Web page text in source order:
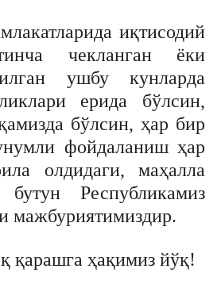
иқтисодий
чекланган ёки
ушбу кунларда
ерида бўлсин,
бўлсин, ҳар бир
фойдаланиш ҳар
олдидаги, маҳалла
Республикамиз
мажбуриятимиздир.
қарашга ҳақимиз йўқ!